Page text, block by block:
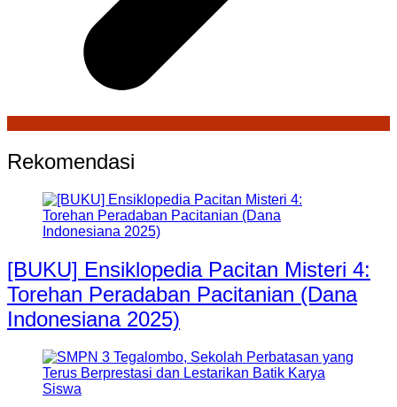
Rekomendasi
[BUKU] Ensiklopedia Pacitan Misteri 4:
Torehan Peradaban Pacitanian (Dana
Indonesiana 2025)